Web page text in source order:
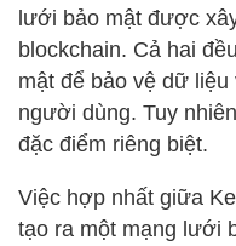
lưới bảo mật được
blockchain. Cả hai
mật để bảo vệ dữ
người dùng. Tuy
đặc điểm riêng biệt.
Việc hợp nhất giữa
tạo ra một mạng lưới